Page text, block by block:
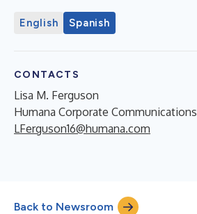
English Spanish
CONTACTS
Lisa M. Ferguson
Humana Corporate Communications
LFerguson16@humana.com
Back to Newsroom